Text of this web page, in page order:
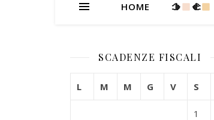
HOME 🫱 ‍🫲
SCADENZE FISCALI
L M M G V S
1